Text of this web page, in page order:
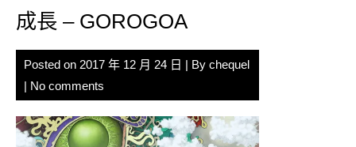
成長 – GOROGOA
Posted on 2017 年 12 月 24 日 | By chequel
| No comments